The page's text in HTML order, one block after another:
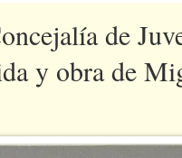
de
y obra de